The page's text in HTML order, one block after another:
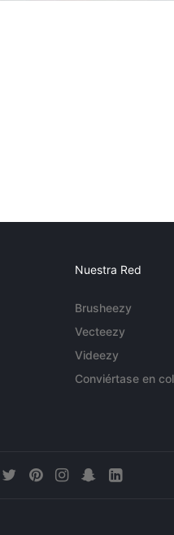
Nuestra Red
Brusheezy
Vecteezy
Videezy
Conviértase en